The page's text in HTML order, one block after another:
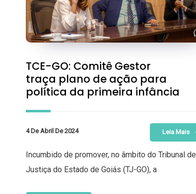
TCE-GO: Comitê Gestor
traça plano de ação para
política da primeira infância
4 De Abril De 2024 Leia Mais
Incumbido de promover, no âmbito do Tribunal de
Justiça do Estado de Goiás (TJ-GO), a